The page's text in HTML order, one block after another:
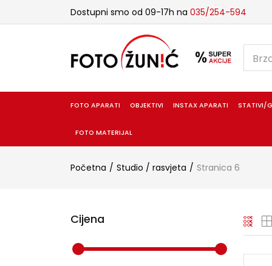
Dostupni smo od 09-17h na 035/254-594
FOTO APARATI OBJEKTIVI INSTAX APARATI STATIVI/
FOTO MATERIJAL
Početna Studio / rasvjeta Stranica 6
Cijena